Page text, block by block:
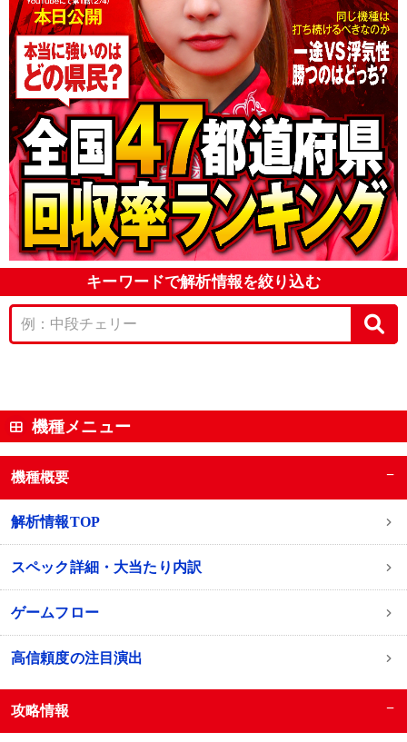
キーワードで解析情報を絞り込む
機種メニュー
機種概要 −
解析情報TOP
スペック詳細・大当たり内訳
ゲームフロー
高信頼度の注目演出
攻略情報 −